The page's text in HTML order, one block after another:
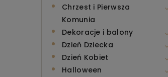
Chrzest i Pierwsza
Komunia
Dekoracje i balony
Dzień Dziecka
Dzień Kobiet
Halloween